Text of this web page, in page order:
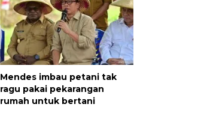
Mendes imbau petani tak
ragu pakai pekarangan
rumah untuk bertani